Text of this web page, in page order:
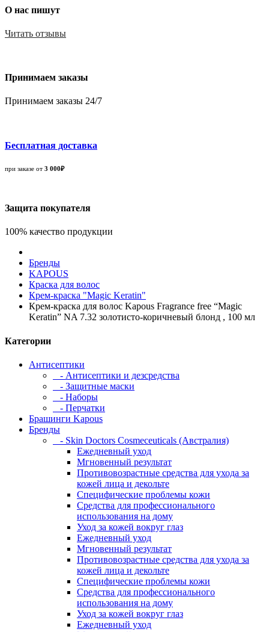
О нас пишут
Читать отзывы
Принимаем заказы
Принимаем заказы 24/7
Бесплатная доставка
при заказе от 3 000₽
Защита покупателя
100% качество продукции
Бренды
KAPOUS
Краска для волос
Крем-краска "Magic Keratin"
Крем-краска для волос Kapous Fragrance free “Magic
Keratin” NA 7.32 золотисто-коричневый блонд , 100 мл
Категории
Антисептики
- Антисептики и дезсредства
- Защитные маски
- Наборы
- Перчатки
Брашинги Kapous
Бренды
- Skin Doctors Cosmeceuticals (Австралия)
Ежедневный уход
Мгновенный результат
Противовозрастные средства для ухода за
кожей лица и декольте
Специфические проблемы кожи
Средства для профессионального
использования на дому
Уход за кожей вокруг глаз
Ежедневный уход
Мгновенный результат
Противовозрастные средства для ухода за
кожей лица и декольте
Специфические проблемы кожи
Средства для профессионального
использования на дому
Уход за кожей вокруг глаз
Ежедневный уход